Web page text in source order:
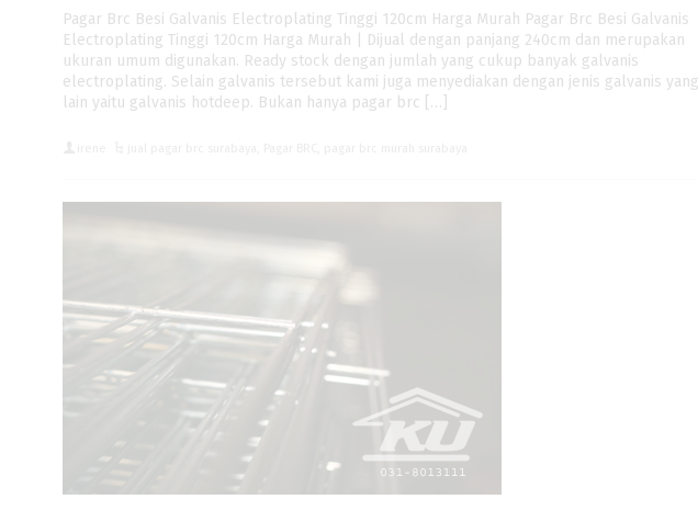
Pagar Brc Besi Galvanis Electroplating Tinggi 120cm Harga Murah Pagar Brc Besi Galvanis
Electroplating Tinggi 120cm Harga Murah | Dijual dengan panjang 240cm dan merupakan
ukuran umum digunakan. Ready stock dengan jumlah yang cukup banyak galvanis
electroplating. Selain galvanis tersebut kami juga menyediakan dengan jenis galvanis yang
lain yaitu galvanis hotdeep. Bukan hanya pagar brc […]